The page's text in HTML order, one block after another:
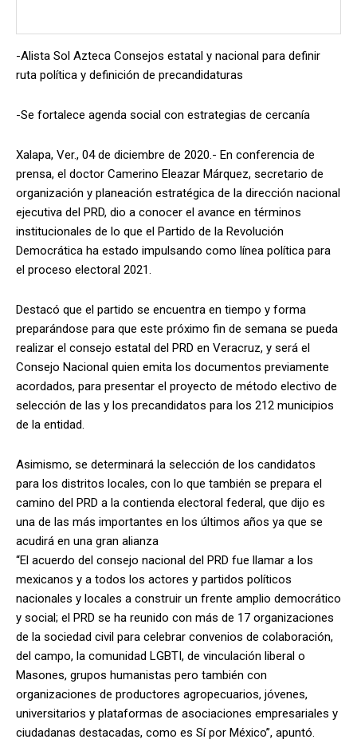
-Alista Sol Azteca Consejos estatal y nacional para definir
ruta política y definición de precandidaturas
-Se fortalece agenda social con estrategias de cercanía
Xalapa, Ver., 04 de diciembre de 2020.- En conferencia de
prensa, el doctor Camerino Eleazar Márquez, secretario de
organización y planeación estratégica de la dirección nacional
ejecutiva del PRD, dio a conocer el avance en términos
institucionales de lo que el Partido de la Revolución
Democrática ha estado impulsando como línea política para
el proceso electoral 2021.
Destacó que el partido se encuentra en tiempo y forma
preparándose para que este próximo fin de semana se pueda
realizar el consejo estatal del PRD en Veracruz, y será el
Consejo Nacional quien emita los documentos previamente
acordados, para presentar el proyecto de método electivo de
selección de las y los precandidatos para los 212 municipios
de la entidad.
Asimismo, se determinará la selección de los candidatos
para los distritos locales, con lo que también se prepara el
camino del PRD a la contienda electoral federal, que dijo es
una de las más importantes en los últimos años ya que se
acudirá en una gran alianza
“El acuerdo del consejo nacional del PRD fue llamar a los
mexicanos y a todos los actores y partidos políticos
nacionales y locales a construir un frente amplio democrático
y social; el PRD se ha reunido con más de 17 organizaciones
de la sociedad civil para celebrar convenios de colaboración,
del campo, la comunidad LGBTI, de vinculación liberal o
Masones, grupos humanistas pero también con
organizaciones de productores agropecuarios, jóvenes,
universitarios y plataformas de asociaciones empresariales y
ciudadanas destacadas, como es Sí por México”, apuntó.